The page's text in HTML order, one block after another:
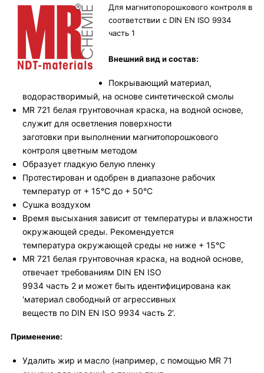
Для магнитопорошкового контроля в
соответствии с DIN EN ISO 9934
часть 1
Внешний вид и состав:
Покрывающий материал,
водорастворимый, на основе синтетической смолы
MR 721 белая грунтовочная краска, на водной основе,
служит для осветления поверхности
заготовки при выполнении магнитопорошкового
контроля цветным методом
Образует гладкую белую пленку
Протестирован и одобрен в диапазоне рабочих
температур от + 15°С до + 50°C
Сушка воздухом
Время высыхания зависит от температуры и влажности
окружающей среды. Рекомендуется
температура окружающей среды не ниже + 15°С
MR 721 белая грунтовочная краска, на водной основе,
отвечает требованиям DIN EN ISO
9934 часть 2 и может быть идентифицирована как
'материал свободный от агрессивных
веществ по DIN EN ISO 9934 часть 2'.
Применение:
Удалить жир и масло (например, с помощью MR 71